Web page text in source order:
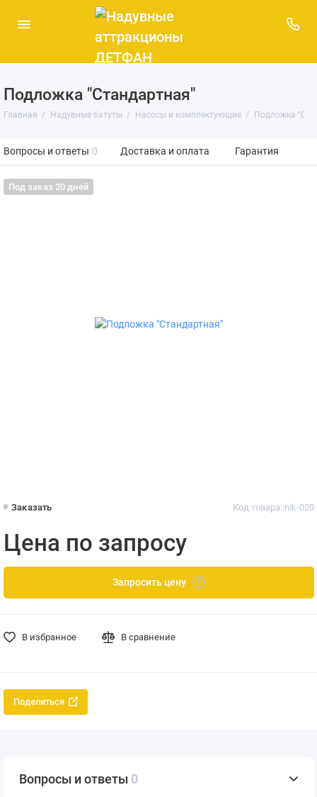
Подложка "Стандартная"
Главная Надувные батуты Насосы и комплектующие Подложка
Вопросы и ответы 0 Доставка и оплата Гарантия
Под заказ 20 дней
Заказать Код товара: nik-020
Цена по запросу
Запросить цену
В избранное В сравнение
Поделиться
Вопросы и ответы 0